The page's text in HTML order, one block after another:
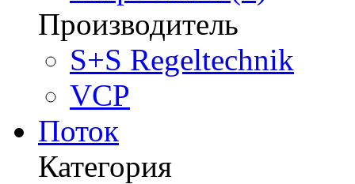
Производитель
S+S Regeltechnik
VCP
Поток
Категория